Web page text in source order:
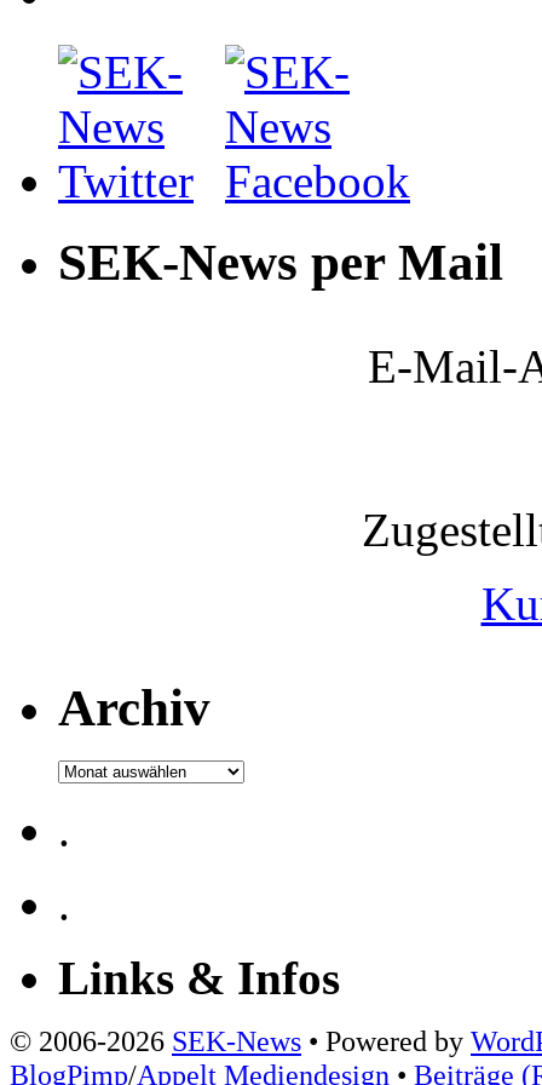
SEK-News per Mail
E-Mail-
Archiv
Archiv
.
.
Links & Infos
© 2006-2026 SEK-News • Powered by
BlogPimp/Appelt Mediendesign • Beiträge